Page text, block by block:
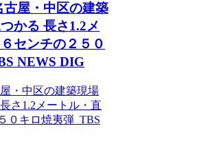
古屋・中区の建築
かる 長さ1.2メ
センチの２５０
NEWS DIG
・中区の建築現場
さ1.2メートル・直
０キロ焼夷弾 TBS